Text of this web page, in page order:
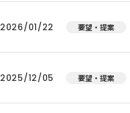
2026/01/22 要望・提案
2025/12/05 要望・提案